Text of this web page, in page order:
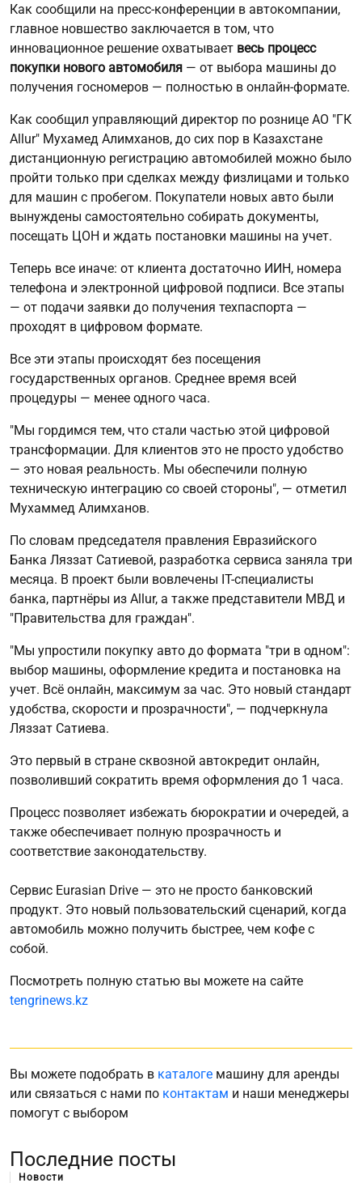
Как сообщили на пресс-конференции в автокомпании,
главное новшество заключается в том, что
инновационное решение охватывает весь процесс
покупки нового автомобиля — от выбора машины до
получения госномеров — полностью в онлайн-формате.
Как сообщил управляющий директор по рознице АО "ГК
Allur" Мухамед Алимханов, до сих пор в Казахстане
дистанционную регистрацию автомобилей можно было
пройти только при сделках между физлицами и только
для машин с пробегом. Покупатели новых авто были
вынуждены самостоятельно собирать документы,
посещать ЦОН и ждать постановки машины на учет.
Теперь все иначе: от клиента достаточно ИИН, номера
телефона и электронной цифровой подписи. Все этапы
— от подачи заявки до получения техпаспорта —
проходят в цифровом формате.
Все эти этапы происходят без посещения
государственных органов. Среднее время всей
процедуры — менее одного часа.
"Мы гордимся тем, что стали частью этой цифровой
трансформации. Для клиентов это не просто удобство
— это новая реальность. Мы обеспечили полную
техническую интеграцию со своей стороны", — отметил
Мухаммед Алимханов.
По словам председателя правления Евразийского
Банка Ляззат Сатиевой, разработка сервиса заняла три
месяца. В проект были вовлечены IT-специалисты
банка, партнёры из Allur, а также представители МВД и
"Правительства для граждан".
"Мы упростили покупку авто до формата "три в одном":
выбор машины, оформление кредита и постановка на
учет. Всё онлайн, максимум за час. Это новый стандарт
удобства, скорости и прозрачности", — подчеркнула
Ляззат Сатиева.
Это первый в стране сквозной автокредит онлайн,
позволивший сократить время оформления до 1 часа.
Процесс позволяет избежать бюрократии и очередей, а
также обеспечивает полную прозрачность и
соответствие законодательству.
Сервис Eurasian Drive — это не просто банковский
продукт. Это новый пользовательский сценарий, когда
автомобиль можно получить быстрее, чем кофе с
собой.
Посмотреть полную статью вы можете на сайте
tengrinews.kz
Вы можете подобрать в каталоге машину для аренды
или связаться с нами по контактам и наши менеджеры
помогут с выбором
Последние посты
Новости